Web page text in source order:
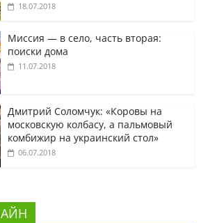
18.07.2018
Миссия — в село, часть вторая:
поиски дома
11.07.2018
Дмитрий Соломчук: «Коровы на
московскую колбасу, а пальмовый
комбижир на украинский стол»
06.07.2018